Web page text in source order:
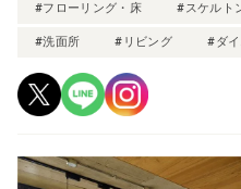
#フローリング・床 #スケルト
#洗面所 #リビング #ダ